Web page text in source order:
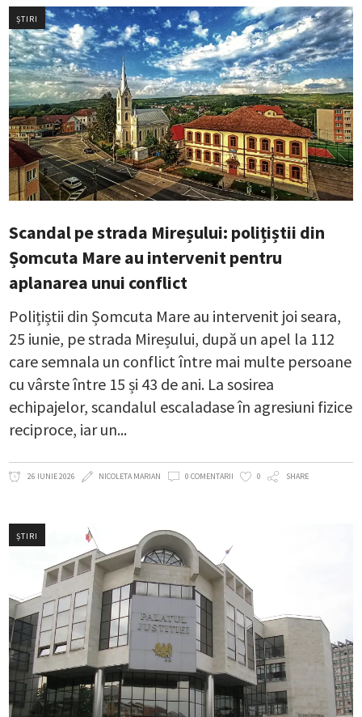
ȘTIRI
Scandal pe strada Mireșului: polițiștii din
Șomcuta Mare au intervenit pentru
aplanarea unui conflict
Polițiștii din Șomcuta Mare au intervenit joi seara,
25 iunie, pe strada Mireșului, după un apel la 112
care semnala un conflict între mai multe persoane
cu vârste între 15 și 43 de ani. La sosirea
echipajelor, scandalul escaladase în agresiuni fizice
reciproce, iar un
26 IUNIE 2026 NICOLETA MARIAN 0 COMENTARII 0 SHARE
ȘTIRI